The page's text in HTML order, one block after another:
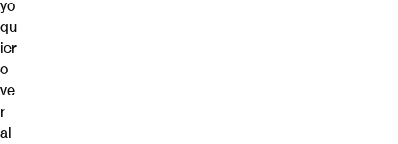
yo
qu
ier
o
ve
r
al